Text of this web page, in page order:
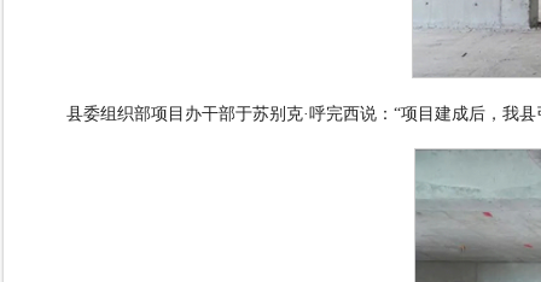
县委组织部项目办干部于苏别克·呼完西说：“项目建成后，我